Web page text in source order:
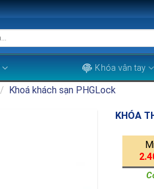
Khóa vân tay
/ Khoá khách sạn PHGLock
KHÓA